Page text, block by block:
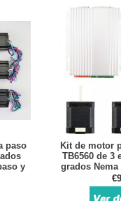
paso
y
Kit de motor
TB6560 de 3
grados
paso y